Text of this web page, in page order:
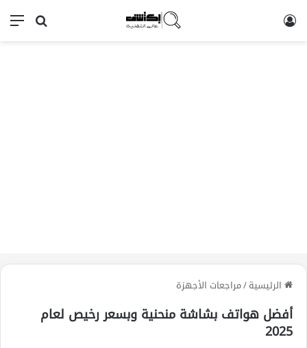
بحث عن
الرئيسية/مراجعات الأجهزة
أفضل هواتف بشاشة منحنية وبسعر رخيص لعام
2025